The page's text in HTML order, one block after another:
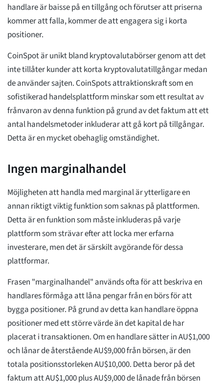
handlare är baisse på en tillgång och förutser att priserna
kommer att falla, kommer de att engagera sig i korta
positioner.
CoinSpot är unikt bland kryptovalutabörser genom att det
inte tillåter kunder att korta kryptovalutatillgångar medan
de använder sajten. CoinSpots attraktionskraft som en
sofistikerad handelsplattform minskar som ett resultat av
frånvaron av denna funktion på grund av det faktum att ett
antal handelsmetoder inkluderar att gå kort på tillgångar.
Detta är en mycket obehaglig omständighet.
Ingen marginalhandel
Möjligheten att handla med marginal är ytterligare en
annan riktigt viktig funktion som saknas på plattformen.
Detta är en funktion som måste inkluderas på varje
plattform som strävar efter att locka mer erfarna
investerare, men det är särskilt avgörande för dessa
plattformar.
Frasen "marginalhandel" används ofta för att beskriva en
handlares förmåga att låna pengar från en börs för att
bygga positioner. På grund av detta kan handlare öppna
positioner med ett större värde än det kapital de har
placerat i transaktionen. Om en handlare sätter in AU$1,000
och lånar de återstående AU$9,000 från börsen, är den
totala positionsstorleken AU$10,000. Detta beror på det
faktum att AU$1,000 plus AU$9,000 de lånade från börsen